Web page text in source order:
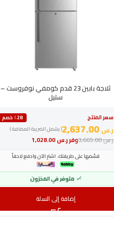
ثلاجة بابين 23 قدم كومفي نوفروست –
ستيل
سعر المنتج
٪28 خصم
( يشمل الضريبة المضافة )
ر.س 2,637.00
وفرر.س1,028.00 ر.س3,665.00
قسّمها على طريقتك. اشترِ الآن وادفع لاحقاً
متوفر في المخزون
إضافة إلى السلة